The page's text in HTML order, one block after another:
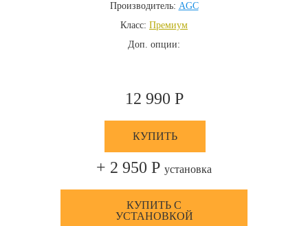
Производитель: AGC
Класс: Премиум
Доп. опции:
12 990 Р
КУПИТЬ
+ 2 950 Р установка
КУПИТЬ С
УСТАНОВКОЙ